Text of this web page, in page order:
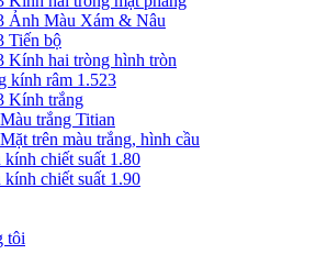
Ảnh Màu Xám & Nâu
Tiến bộ
Kính hai tròng hình tròn
kính râm 1.523
Kính trắng
trắng Titian
trên màu trắng, hình cầu
kính chiết suất 1.80
kính chiết suất 1.90
tôi